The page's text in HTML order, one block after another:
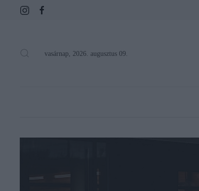
vasárnap, 2026. augusztus 09.